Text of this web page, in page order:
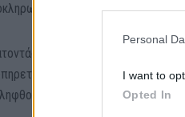
Personal
I want to
Opted In
φροντίδα για κάθε
πολίτες υπέβαλλαν
όλες οι αιτήσεις
υπόψη για μελλοντικά